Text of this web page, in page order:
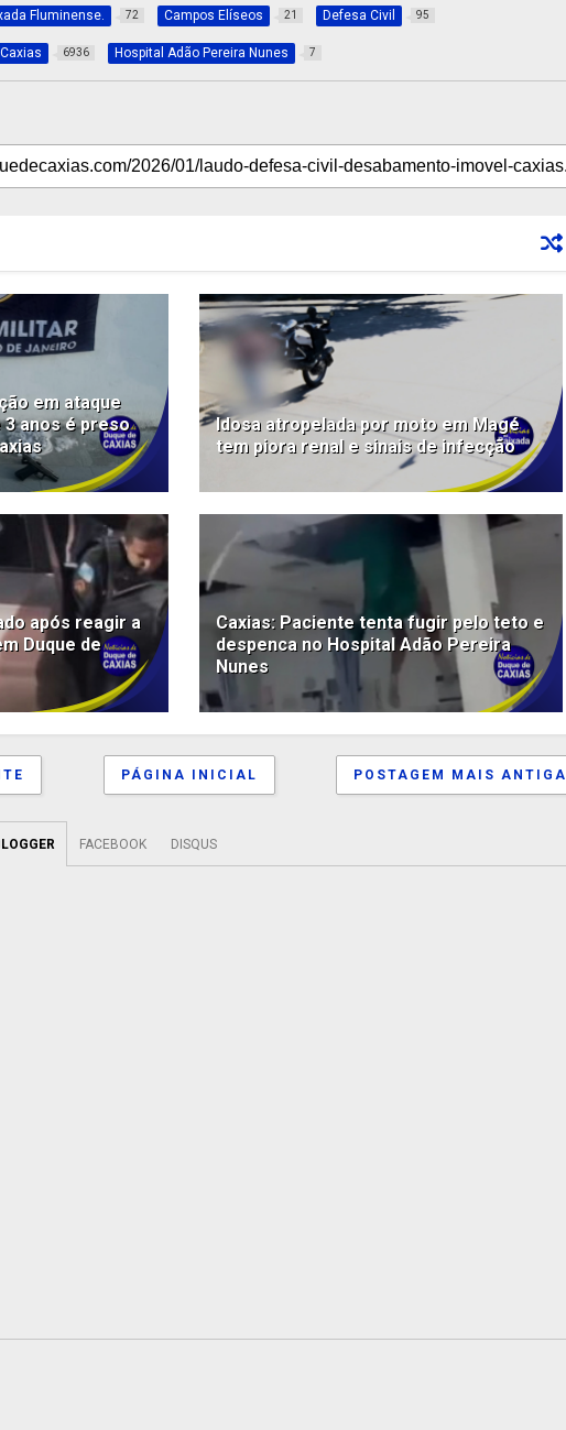
Fluminense. 72 Campos Elíseos 21 Defesa Civil 95
6936 Hospital Adão Pereira Nunes 7
em ataque
3 anos é preso
Idosa atropelada por moto em Magé
tem piora renal e sinais de infecção
após reagir a
Duque de
Caxias: Paciente tenta fugir pelo teto e
despenca no Hospital Adão Pereira
Nunes
POSTAGEM MAIS ANTIGA
PÁGINA INICIAL
FACEBOOK DISQUS